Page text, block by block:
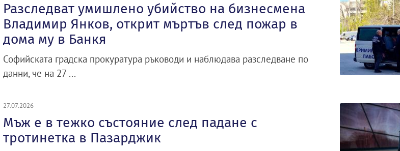
Разследват умишлено убийство на бизнесмена
Владимир Янков, открит мъртъв след пожар в
дома му в Банкя
Софийската градска прокуратура ръководи и наблюдава разследване по
данни, че на 27 ...
27.07.2026
Мъж е в тежко състояние след падане с
тротинетка в Пазарджик